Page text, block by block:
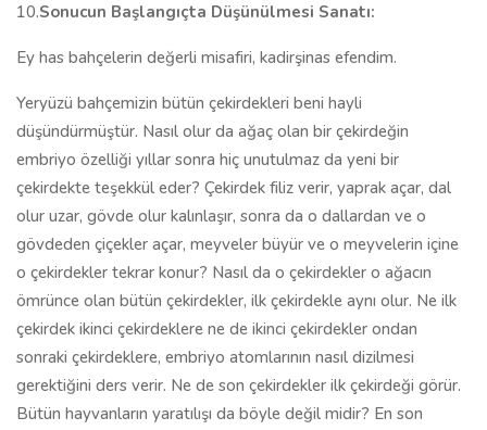
10.Sonucun Başlangıçta Düşünülmesi Sanatı:
Ey has bahçelerin değerli misafiri, kadirşinas efendim.
Yeryüzü bahçemizin bütün çekirdekleri beni hayli
düşündürmüştür. Nasıl olur da ağaç olan bir çekirdeğin
embriyo özelliği yıllar sonra hiç unutulmaz da yeni bir
çekirdekte teşekkül eder? Çekirdek filiz verir, yaprak açar, dal
olur uzar, gövde olur kalınlaşır, sonra da o dallardan ve o
gövdeden çiçekler açar, meyveler büyür ve o meyvelerin içine
o çekirdekler tekrar konur? Nasıl da o çekirdekler o ağacın
ömrünce olan bütün çekirdekler, ilk çekirdekle aynı olur. Ne ilk
çekirdek ikinci çekirdeklere ne de ikinci çekirdekler ondan
sonraki çekirdeklere, embriyo atomlarının nasıl dizilmesi
gerektiğini ders verir. Ne de son çekirdekler ilk çekirdeği görür.
Bütün hayvanların yaratılışı da böyle değil midir? En son